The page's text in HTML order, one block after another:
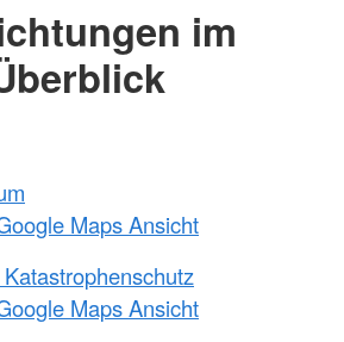
im
Maps Ansicht
Maps Ansicht